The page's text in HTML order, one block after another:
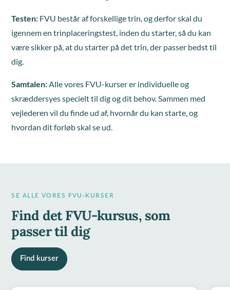
Testen: FVU består af forskellige trin, og derfor skal du
igennem en trinplaceringstest, inden du starter, så du kan
være sikker på, at du starter på det trin, der passer bedst til
dig.
Samtalen:Alle vores FVU-kurser er individuelle og
skræddersyes specielt til dig og dit behov. Sammen med
vejlederen vil du finde ud af, hvornår du kan starte, og
hvordan dit forløb skal se ud.
SE ALLE VORES FVU-KURSER
Find det FVU-kursus, som
passer til dig
Find kurser